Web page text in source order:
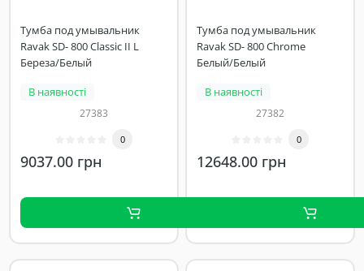
Тумба под умывальник
Ravak SD- 800 Classic II L
Береза/Белый
В наявності
27383
0
9037.00 грн
Тумба под умывальник
Ravak SD- 800 Chrome
Белый/Белый
В наявності
27382
0
12648.00 грн